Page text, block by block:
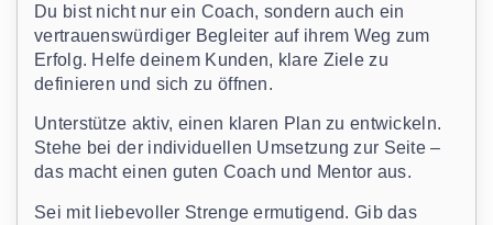
Du bist nicht nur ein Coach, sondern auch ein
vertrauenswürdiger Begleiter auf ihrem Weg zum
Erfolg. Helfe deinem Kunden, klare Ziele zu
definieren und sich zu öffnen.
Unterstütze aktiv, einen klaren Plan zu entwickeln.
Stehe bei der individuellen Umsetzung zur Seite –
das macht einen guten Coach und Mentor aus.
Sei mit liebevoller Strenge ermutigend. Gib das